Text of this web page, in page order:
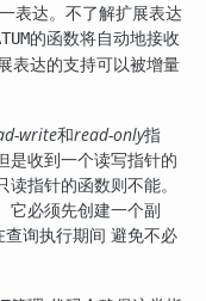
表达。不了解扩展表达
的函数将自动地接收
表达的支持可以被增量
write和read-only指
是收到一个读写指针的
指针的函数则不能。
它必须先创建一个副
询执行期间 避免不必